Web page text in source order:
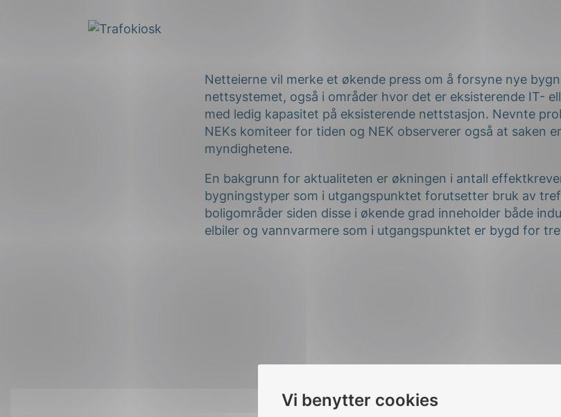
Vi benytter cookies
Maritime elinstallasjoner
Overføring og distribusjon
Velferdsteknologi
Netteierne vil merke et økende press om å forsyne nye
nettsystemet, også i områder hvor det er eksisterende IT-
med ledig kapasitet på eksisterende nettstasjon. Nevnte
NEKs komiteer for tiden og NEK observerer også at saken
myndighetene.
En bakgrunn for aktualiteten er økningen i antall
bygningstyper som i utgangspunktet forutsetter bruk av
boligområder siden disse i økende grad inneholder både
elbiler og vannvarmere som i utgangspunktet er bygd for